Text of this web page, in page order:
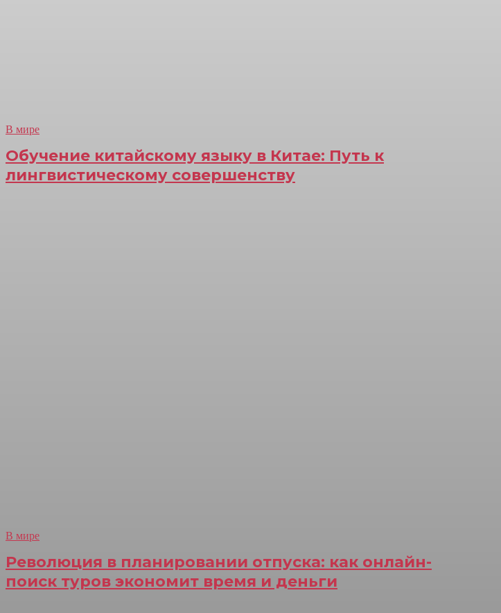
В мире
Обучение китайскому языку в Китае: Путь к
лингвистическому совершенству
В мире
Революция в планировании отпуска: как онлайн-
поиск туров экономит время и деньги